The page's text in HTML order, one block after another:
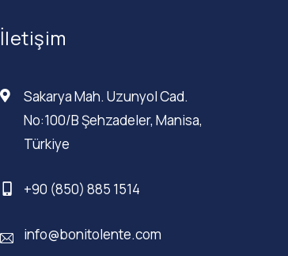
İletişim
Sakarya Mah. Uzunyol Cad.
No:100/B Şehzadeler, Manisa,
Türkiye
+90 (850) 885 1514
info@bonitolente.com